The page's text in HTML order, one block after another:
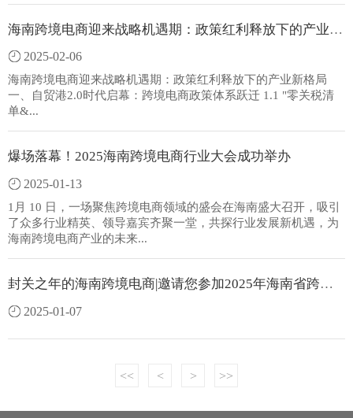
海南跨境电商迎来战略机遇期：政策红利释放下的产业新格局
2025-02-06
海南跨境电商迎来战略机遇期：政策红利释放下的产业新格局
一、自贸港2.0时代启幕：跨境电商政策体系跃迁 1.1 "零关税清
单&...
爆场落幕！2025海南跨境电商行业大会成功举办
2025-01-13
1月 10 日，一场聚焦跨境电商领域的盛会在海南盛大召开，吸引
了众多行业精英、领导嘉宾齐聚一堂，共探行业发展新机遇，为
海南跨境电商产业的未来...
封关之年的海南跨境电商|邀请您参加2025年海南省跨境电子商务行业年会
2025-01-07
<< < > >>